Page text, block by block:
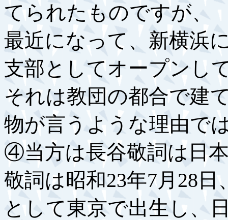
てられたものですが、
最近になって、新横浜
支部としてオープンし
それは教団の都合で建
物が言うような理由で
④当方は長谷敬詞は日
敬詞は昭和23年7月28
として東京で出生し、